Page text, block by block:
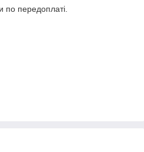
по передоплаті.